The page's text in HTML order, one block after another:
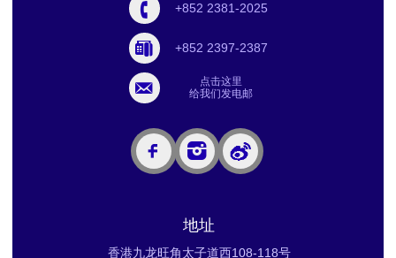
+852 2381-2025
+852 2397-2387
点击这里
给我们发电邮
地址
香港九龙旺角太子道西108-118号